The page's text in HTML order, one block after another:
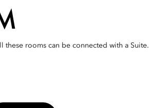
rooms can be connected with a Suite.